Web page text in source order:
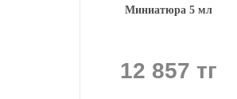
Миниатюра 5 мл
12 857 тг